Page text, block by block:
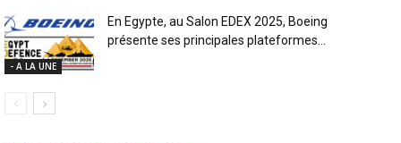
- A LA UNE
En Egypte, au Salon EDEX 2025, Boeing
présente ses principales plateformes...